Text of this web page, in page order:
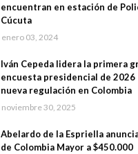
encuentran en estación de
Cúcuta
enero 03, 2024
Iván Cepeda lidera la primera
encuesta presidencial de 2026
nueva regulación en Colombia
noviembre 30, 2025
Abelardo de la Espriella
de Colombia Mayor a $450.000